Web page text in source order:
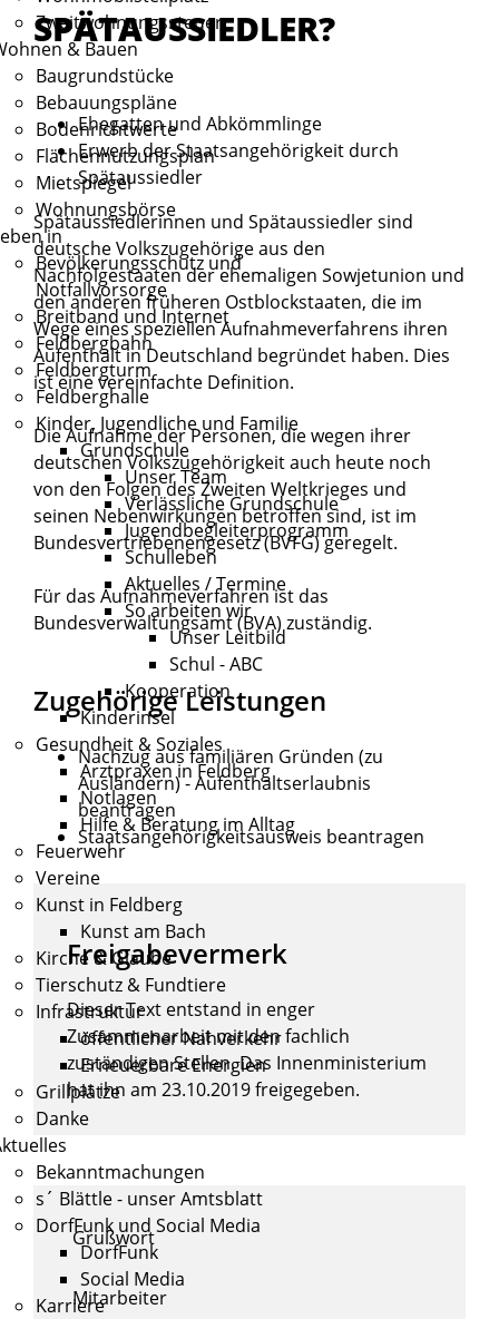
Zweitwohnungssteuer
& Bauen
Baugrundstücke
Bebauungspläne
Bodenrichtwerte
Flächennutzungsplan
Mietspiegel
Wohnungsbörse
in
Bevölkerungsschutz und
Notfallvorsorge
Breitband und Internet
Feldbergbahn
Feldbergturm
Feldberghalle
Kinder, Jugendliche und Familie
Grundschule
Unser Team
Verlässliche Grundschule
Jugendbegleiterprogramm
Schulleben
Aktuelles / Termine
So arbeiten wir
Unser Leitbild
Schul - ABC
Kooperation
Kinderinsel
Gesundheit & Soziales
Arztpraxen in Feldberg
Notlagen
Hilfe & Beratung im Alltag
Feuerwehr
Vereine
Kunst in Feldberg
Kunst am Bach
Kirche & Glaube
Tierschutz & Fundtiere
Infrastruktur
öffentlicher Nahverkehr
Erneuerbare Energien
Grillplätze
Danke
Bekanntmachungen
s´ Blättle - unser Amtsblatt
DorfFunk und Social Media
DorfFunk
Social Media
Karriere
SPÄTAUSSIEDLER?
Ehegatten und Abkömmlinge
Erwerb der Staatsangehörigkeit durch
Spätaussiedler
Spätaussiedlerinnen und Spätaussiedler sind
deutsche Volkszugehörige aus den
Nachfolgestaaten der ehemaligen Sowjetunion und
den anderen früheren Ostblockstaaten, die im
Wege eines speziellen Aufnahmeverfahrens ihren
Aufenthalt in Deutschland begründet haben. Dies
ist eine vereinfachte Definition.
Die Aufnahme der Personen, die wegen ihrer
deutschen Volkszugehörigkeit auch heute noch
von den Folgen des Zweiten Weltkrieges und
seinen Nebenwirkungen betroffen sind, ist im
Bundesvertriebenengesetz (BVFG) geregelt.
Für das Aufnahmeverfahren ist das
Bundesverwaltungsamt (BVA) zuständig.
Zugehörige Leistungen
Nachzug aus familiären Gründen (zu
Ausländern) - Aufenthaltserlaubnis
beantragen
Staatsangehörigkeitsausweis beantragen
Freigabevermerk
Dieser Text entstand in enger
Zusammenarbeit mit den fachlich
zuständigen Stellen. Das Innenministerium
hat ihn am 23.10.2019 freigegeben.
Grußwort
Mitarbeiter